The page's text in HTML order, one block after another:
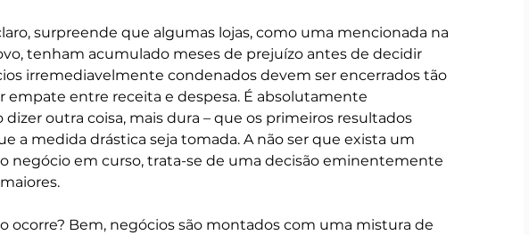
surpreende que algumas lojas, como uma mencionada na
tenham acumulado meses de prejuízo antes de decidir
irremediavelmente condenados devem ser encerrados tão
empate entre receita e despesa. É absolutamente
dizer outra coisa, mais dura – que os primeiros resultados
a medida drástica seja tomada. A não ser que exista um
negócio em curso, trata-se de uma decisão eminentemente
ocorre? Bem, negócios são montados com uma mistura de